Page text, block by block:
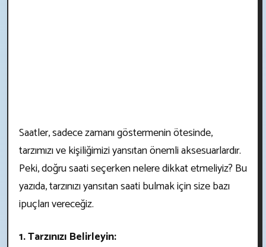
Saatler, sadece zamanı göstermenin ötesinde,
tarzımızı ve kişiliğimizi yansıtan önemli aksesuarlardır.
Peki, doğru saati seçerken nelere dikkat etmeliyiz? Bu
yazıda, tarzınızı yansıtan saati bulmak için size bazı
ipuçları vereceğiz.
1. Tarzınızı Belirleyin: